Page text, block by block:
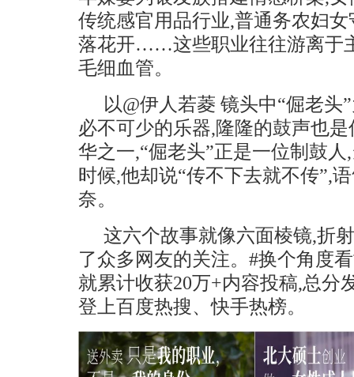
传统感官用品行业,普通务农妇
落花开……这些职业往往游离于
毛细血管。
以@伊人若菱 镜头中“倔老
必不可少的乐器,隆隆的鼓声也
华之一,“倔老头”正是一位制鼓
时候,他却说“传不下去就不传”,
奈。
这六个故事就像六面棱镜,折
了众多网友的关注。#换个角度
就累计收获20万+内容投稿,总分
登上百度热搜、快手热榜。